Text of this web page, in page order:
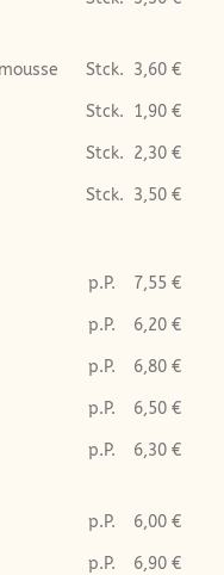
Stck. 3,60 €
Stck. 1,90 €
Stck. 2,30 €
Stck. 3,50 €
p.P. 7,55 €
p.P. 6,20 €
p.P. 6,80 €
p.P. 6,50 €
p.P. 6,30 €
p.P. 6,00 €
p.P. 6,90 €